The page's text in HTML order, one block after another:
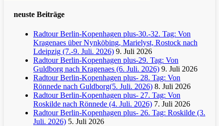
neuste Beiträge
Radtour Berlin-Kopenhagen plus-30.-32. Tag: Von
Kragenaes über Nynköbing, Marielyst, Rostock nach
Ldeipzig (7.-9. Juli. 2026) 9. Juli 2026
Radtour Berlin-Kopenhagen plus-29. Tag: Von
Guldborg nach Kragenaes (6. Juli. 2026) 9. Juli 2026
Radtour Berlin-Kopenhagen plus- 28. Tag: Von
Rönnede nach Guldborg(5. Juli. 2026) 8. Juli 2026
Radtour Berlin-Kopenhagen plus- 27. Tag: Von
Roskilde nach Rönnede (4. Juli. 2026) 7. Juli 2026
Radtour Berlin-Kopenhagen plus- 26. Tag: Roskilde (3.
Juli. 2026) 5. Juli 2026